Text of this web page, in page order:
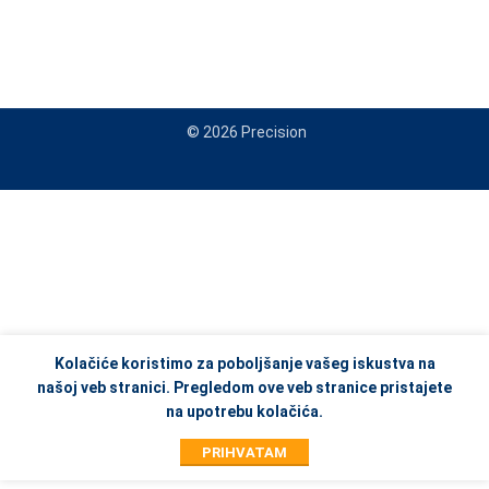
© 2026 Precision
Kolačiće koristimo za poboljšanje vašeg iskustva na
našoj veb stranici. Pregledom ove veb stranice pristajete
na upotrebu kolačića.
PRIHVATAM